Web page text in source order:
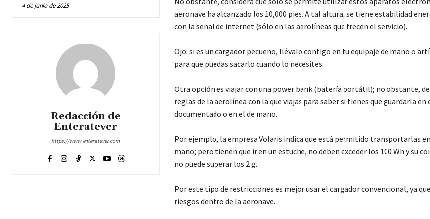
4 de junio de 2025
Redacción de
Enteratever
https://www.enteratever.com
aeronave ha alcanzado los 10,000 pies. A tal altura, se tiene estabilidad
con la señal de internet (sólo en las aerolíneas que frecen el servicio).
Ojo: si es un cargador pequeño, llévalo contigo en tu equipaje de mano o
para que puedas sacarlo cuando lo necesites.
Otra opción es viajar con una power bank (batería portátil); no obstante,
reglas de la aerolínea con la que viajas para saber si tienes que guardarla en
documentado o en el de mano.
Por ejemplo, la empresa Volaris indica que está permitido transportarlas
mano; pero tienen que ir en un estuche, no deben exceder los 100 Wh y su
no puede superar los 2 g.
Por este tipo de restricciones es mejor usar el cargador convencional, ya
riesgos dentro de la aeronave.